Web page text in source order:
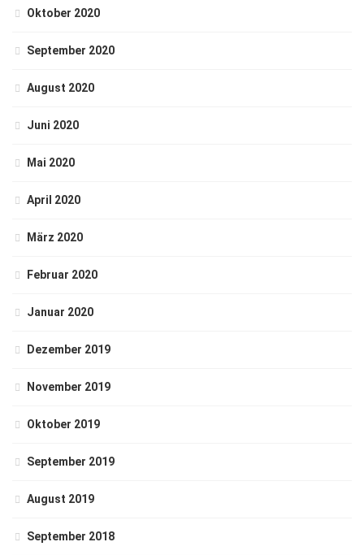
Oktober 2020
September 2020
August 2020
Juni 2020
Mai 2020
April 2020
März 2020
Februar 2020
Januar 2020
Dezember 2019
November 2019
Oktober 2019
September 2019
August 2019
September 2018